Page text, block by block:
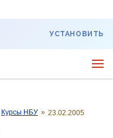
УСТАНОВИТЬ
Курсы НБУ » 23.02.2005